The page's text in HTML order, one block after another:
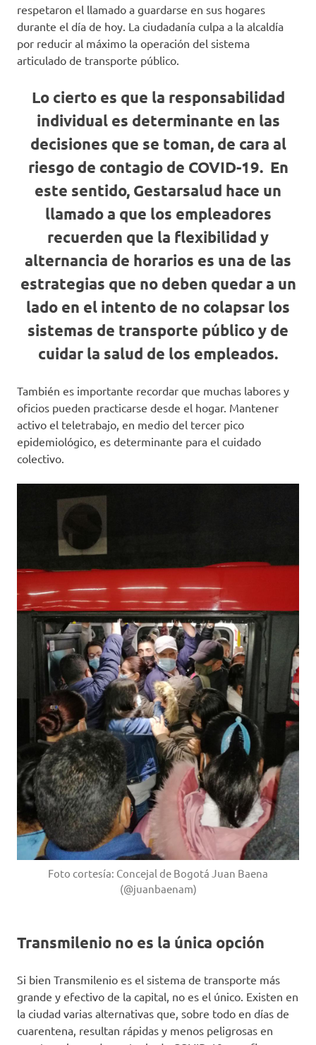
respetaron el llamado a guardarse en sus hogares
durante el día de hoy. La ciudadanía culpa a la alcaldía
por reducir al máximo la operación del sistema
articulado de transporte público.
Lo cierto es que la responsabilidad
individual es determinante en las
decisiones que se toman, de cara al
riesgo de contagio de COVID-19. En
este sentido, Gestarsalud hace un
llamado a que los empleadores
recuerden que la flexibilidad y
alternancia de horarios es una de las
estrategias que no deben quedar a un
lado en el intento de no colapsar los
sistemas de transporte público y de
cuidar la salud de los empleados.
También es importante recordar que muchas labores y
oficios pueden practicarse desde el hogar. Mantener
activo el teletrabajo, en medio del tercer pico
epidemiológico, es determinante para el cuidado
colectivo.
Foto cortesía: Concejal de Bogotá Juan Baena
(@juanbaenam)
Transmilenio no es la única opción
Si bien Transmilenio es el sistema de transporte más
grande y efectivo de la capital, no es el único. Existen en
la ciudad varias alternativas que, sobre todo en días de
cuarentena, resultan rápidas y menos peligrosas en